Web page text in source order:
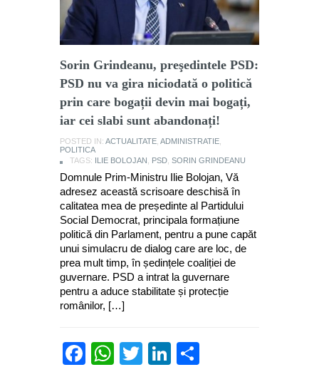
Sorin Grindeanu, preşedintele PSD:
PSD nu va gira niciodată o politică
prin care bogații devin mai bogați,
iar cei slabi sunt abandonați!
POSTED IN: ACTUALITATE ADMINISTRATIE
POLITICA
TAGS: ILIE BOLOJAN PSD SORIN GRINDEANU
Domnule Prim-Ministru Ilie Bolojan, Vă
adresez această scrisoare deschisă în
calitatea mea de președinte al Partidului
Social Democrat, principala formațiune
politică din Parlament, pentru a pune capăt
unui simulacru de dialog care are loc, de
prea mult timp, în ședințele coaliției de
guvernare. PSD a intrat la guvernare
pentru a aduce stabilitate și protecție
românilor, […]
Facebook
WhatsApp
TwitterLinkedIn